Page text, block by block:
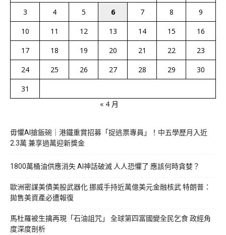
3
4 5 6 7 8
9
10
11 12 13 14 15
16
17
18 19 20 21 22
23
24
25 26 27 28 29
30
31
« 4 月
毋懼AI搶飯碗｜港鐵重賞招募「捉逃票專員」！中五學歷月入近
2.3萬 兼享過萬迎新獎金
1800萬桶油供應消失 AI神話破滅 人人恐懼了 應該何時貪婪？
歐洲密謀美債美股武器化 挪威手持近萬億美元金融核武 特朗普：
拋售美資產必遭報復
馬杜羅被生擒再現「石油詛咒」 全球第四富國變全民乞食 政經角
度深度剖析